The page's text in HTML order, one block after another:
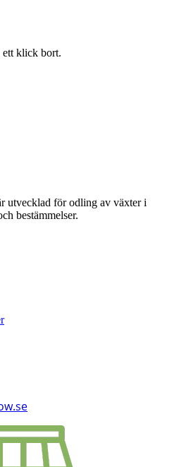
ett klick bort.
utvecklad för odling av växter i
bestämmelser.